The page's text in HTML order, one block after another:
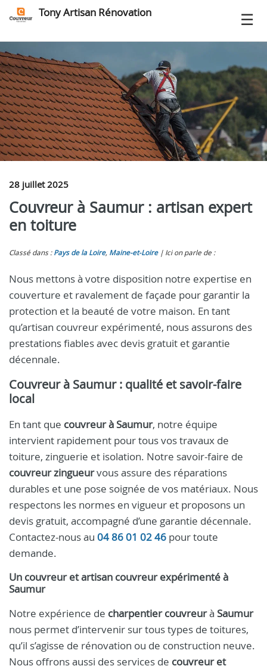
Tony Artisan Rénovation
28 juillet 2025
Couvreur à Saumur : artisan expert
en toiture
Classé dans : Pays de la Loire, Maine-et-Loire Ici on parle de :
Nous mettons à votre disposition notre expertise en
couverture et ravalement de façade pour garantir la
protection et la beauté de votre maison. En tant
qu’artisan couvreur expérimenté, nous assurons des
prestations fiables avec devis gratuit et garantie
décennale.
Couvreur à Saumur: qualité et savoir-faire
local
En tant que couvreur à Saumur, notre équipe
intervient rapidement pour tous vos travaux de
toiture, zinguerie et isolation. Notre savoir-faire de
couvreur zingueurvous assure des réparations
durables et une pose soignée de vos matériaux. Nous
respectons les normes en vigueur et proposons un
devis gratuit, accompagné d’une garantie décennale.
Contactez-nous au 04 86 01 02 46 pour toute
demande.
Un couvreuretartisan couvreur expérimentéà
Saumur
Notre expérience de charpentier couvreurà Saumur
nous permet d’intervenir sur tous types de toitures,
qu’il s’agisse de rénovation ou de construction neuve.
Nous offrons aussi des services de couvreur et